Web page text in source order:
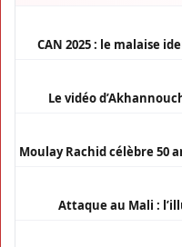
CAN 2025 : le malaise
Le vidéo
Moulay Rachid célèbre 50
Attaque au Mali :